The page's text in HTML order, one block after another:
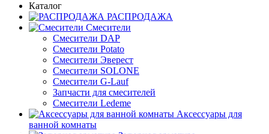
Каталог
РАСПРОДАЖА
Смесители
Смесители DAP
Смесители Potato
Смесители Эверест
Смесители SOLONE
Смесители G-Lauf
Запчасти для смесителей
Смесители Ledeme
Аксессуары для
ванной комнаты